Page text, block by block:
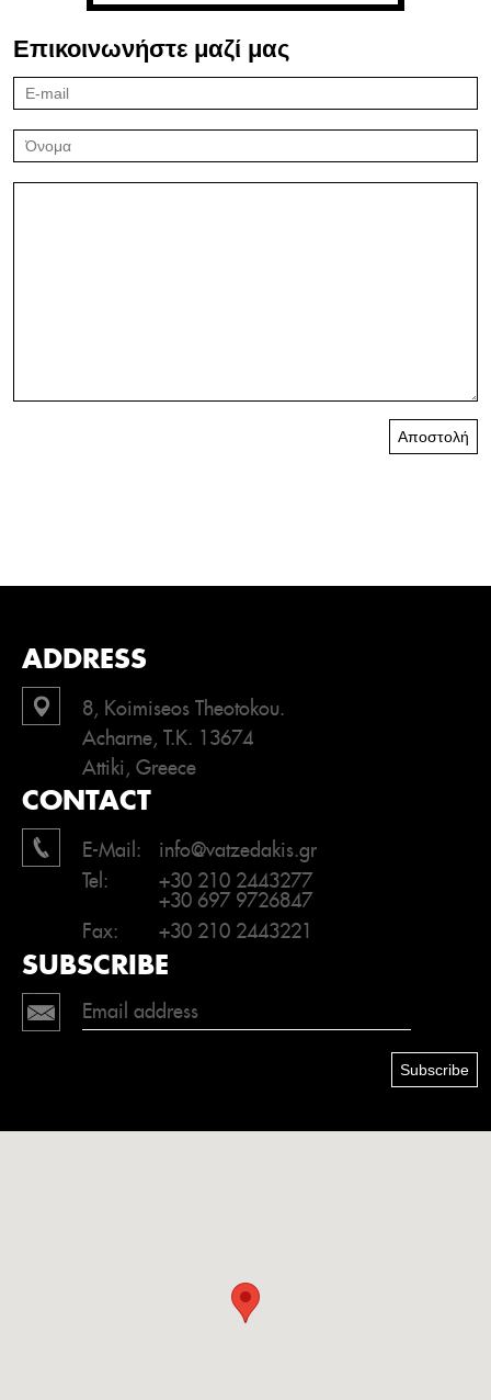
Επικοινωνήστε μαζί μας
Αποστολή
ADDRESS
8, Koimiseos Theotokou.
Acharne, T.K. 13674
Attiki, Greece
CONTACT
E-Mail:
info@vatzedakis.gr
Tel:
+30 210 2443277
+30 697 9726847
Fax:
+30 210 2443221
SUBSCRIBE
Subscribe